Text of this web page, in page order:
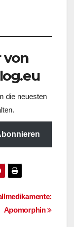
von
die neuesten
Apomorphin